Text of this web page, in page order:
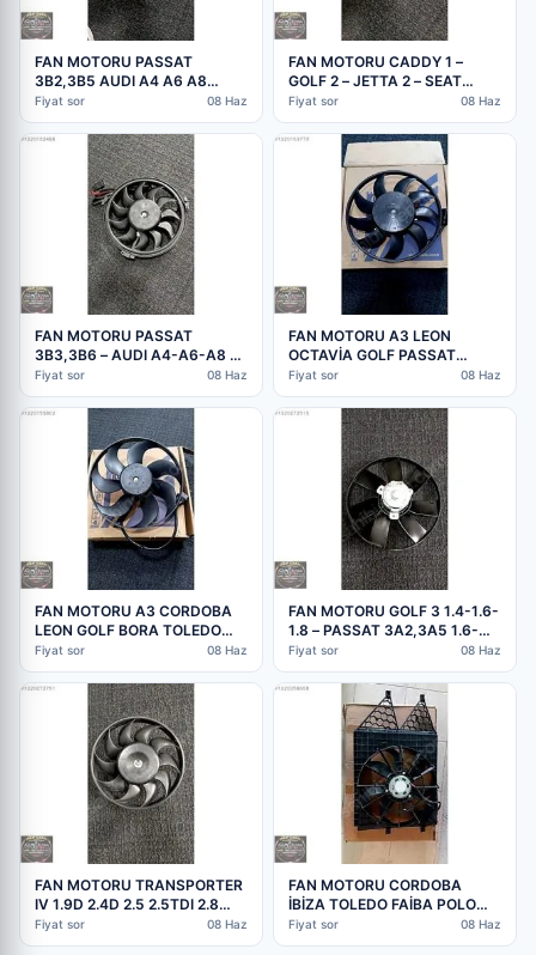
FAN MOTORU PASSAT
3B2,3B5 AUDI A4 A6 A8
8D0959455L 2 FİŞLİ SGR
Fiyat sor 08 Haz
FAN MOTORU CADDY 1 –
GOLF 2 – JETTA 2 – SEAT
IBIZA 2 – TOLEDO 1
Fiyat sor 08 Haz
FAN MOTORU PASSAT
3B3,3B6 – AUDI A4-A6-A8 –
SUPERB 1 8D0959455P
Fiyat sor 08 Haz
FAN MOTORU A3 LEON
OCTAVİA GOLF PASSAT
5Q0959455A KALE
Fiyat sor 08 Haz
FAN MOTORU A3 CORDOBA
LEON GOLF BORA TOLEDO
OCTAVİA KALE
Fiyat sor 08 Haz
FAN MOTORU GOLF 3 1.4-1.6-
1.8 – PASSAT 3A2,3A5 1.6-
1.8-2.0 1H095
Fiyat sor 08 Haz
FAN MOTORU TRANSPORTER
IV 1.9D 2.4D 2.5 2.5TDI 2.8
VR6
Fiyat sor 08 Haz
FAN MOTORU CORDOBA
İBİZA TOLEDO FAİBA POLO
RAPİD KALE 6R0121207
Fiyat sor 08 Haz